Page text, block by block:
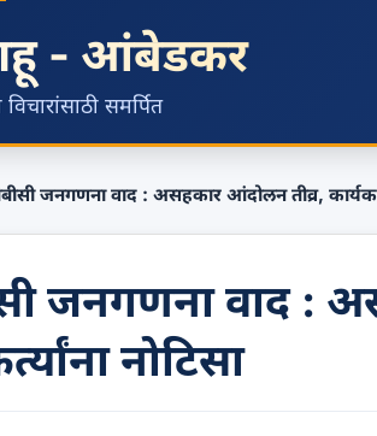
- आंबेडकर
समर्पित
जनगणना वाद : असहकार आंदोलन तीव्र,
जनगणना वाद :
नोटिसा